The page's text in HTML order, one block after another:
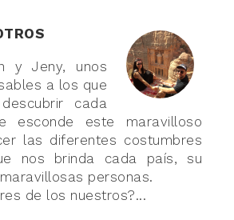
y Jeny, unos
a los que
cada
esconde este maravilloso
las diferentes costumbres
nos brinda cada país, su
personas.
de los nuestros?...